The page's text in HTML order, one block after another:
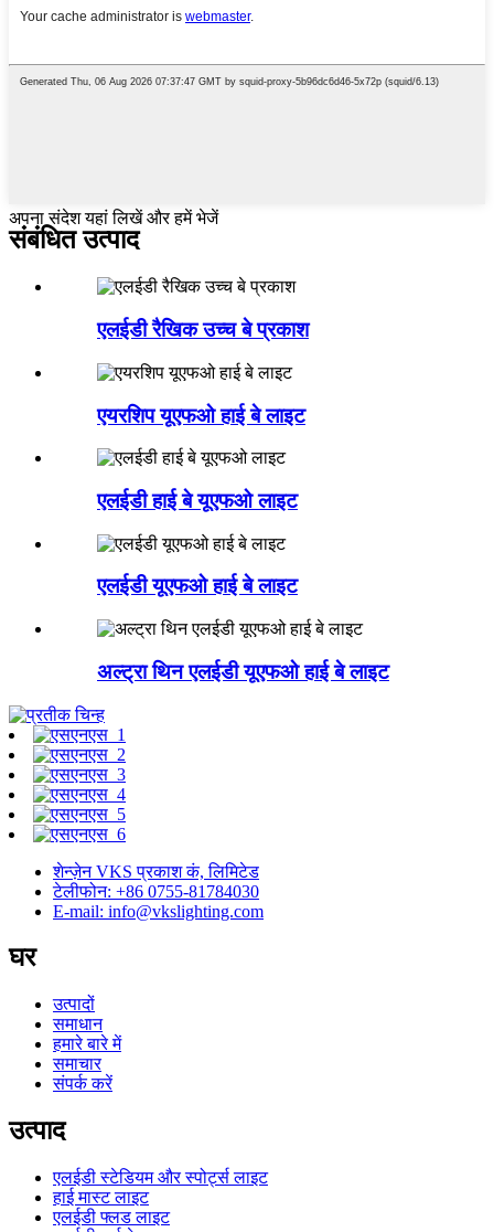
अपना संदेश यहां लिखें और हमें भेजें
संबंधित उत्पाद
एलईडी रैखिक उच्च बे प्रकाश
एयरशिप यूएफओ हाई बे लाइट
एलईडी हाई बे यूएफओ लाइट
एलईडी यूएफओ हाई बे लाइट
अल्ट्रा थिन एलईडी यूएफओ हाई बे लाइट
शेन्ज़ेन VKS प्रकाश कं, लिमिटेड
टेलीफोन: +86 0755-81784030
E-mail: info@vkslighting.com
घर
उत्पादों
समाधान
हमारे बारे में
समाचार
संपर्क करें
उत्पाद
एलईडी स्टेडियम और स्पोर्ट्स लाइट
हाई मास्ट लाइट
एलईडी फ्लड लाइट